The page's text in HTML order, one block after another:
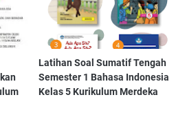
Latihan Soal Sumatif Tengah
Semester 1 Bahasa Indonesia
Kelas 5 Kurikulum Merdeka